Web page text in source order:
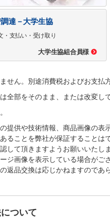
達－大学生協
・支払い・受け取り
大学生協組合員様
ん。別途消費税およびお支払
部をそのまま、または改変し
供や技術情報、商品画像の表
ることを弊社が保証することは
して頂きますようお願いいたしま
ジ画像を表示している場合がご
品交換は応じかねますのであ
ついて